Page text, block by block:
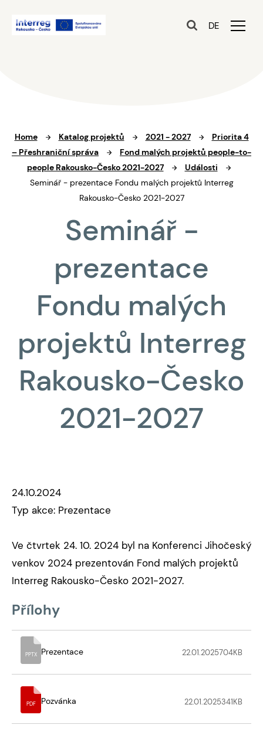
DE
Home Katalog projektů 2021 - 2027
Priorita 4
– Přeshraniční správa
Fond malých projektů people-to-
people Rakousko-Česko 2021-2027
Události
Seminář - prezentace Fondu malých projektů Interreg
Rakousko-Česko 2021-2027
Seminář -
prezentace
Fondu malých
projektů Interreg
Rakousko-Česko
2021-2027
24.10.2024
Typ akce: Prezentace
Ve čtvrtek 24. 10. 2024 byl na Konferenci Jihočeský
venkov 2024 prezentován Fond malých projektů
Interreg Rakousko-Česko 2021-2027.
Přílohy
PPTX Prezentace 22.01.2025704KB
PDF Pozvánka 22.01.2025341KB